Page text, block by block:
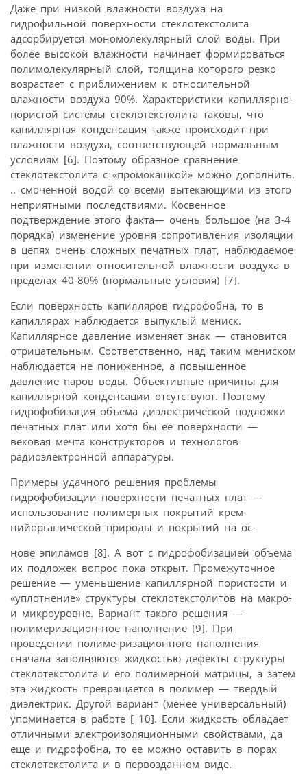
Даже при низкой влажности воздуха на
гидрофильной поверхности стеклотекстолита
адсорбируется мономолекулярный слой воды. При
более высокой влажности начинает формироваться
полимолекулярный слой, толщина которого резко
возрастает с приближением к относительной
влажности воздуха 90%. Характеристики капиллярно-
пористой системы стеклотекстолита таковы, что
капиллярная конденсация также происходит при
влажности воздуха, соответствующей нормальным
условиям [6]. Поэтому образное сравнение
стеклотекстолита с «промокашкой» можно дополнить.
.. смоченной водой со всеми вытекающими из этого
неприятными последствиями. Косвенное
подтверждение этого факта— очень большое (на 3-4
порядка) изменение уровня сопротивления изоляции
в цепях очень сложных печатных плат, наблюдаемое
при изменении относительной влажности воздуха в
пределах 40-80% (нормальные условия) [7].
Если поверхность капилляров гидрофобна, то в
капиллярах наблюдается выпуклый мениск.
Капиллярное давление изменяет знак — становится
отрицательным. Соответственно, над таким мениском
наблюдается не пониженное, а повышенное
давление паров воды. Объективные причины для
капиллярной конденсации отсутствуют. Поэтому
гидрофобизация объема диэлектрической подложки
печатных плат или хотя бы ее поверхности —
вековая мечта конструкторов и технологов
радиоэлектронной аппаратуры.
Примеры удачного решения проблемы
гидрофобизации поверхности печатных плат —
использование полимерных покрытий крем-
нийорганической природы и покрытий на ос-
нове эпиламов [8]. А вот с гидрофобизацией объема
их подложек вопрос пока открыт. Промежуточное
решение — уменьшение капиллярной пористости и
«уплотнение» структуры стеклотекстолитов на макро-
и микроуровне. Вариант такого решения —
полимеризацион-ное наполнение [9]. При
проведении полиме-ризационного наполнения
сначала заполняются жидкостью дефекты структуры
стеклотекстолита и его полимерной матрицы, а затем
эта жидкость превращается в полимер — твердый
диэлектрик. Другой вариант (менее универсальный)
упоминается в работе [ 10]. Если жидкость обладает
отличными электроизоляционными свойствами, да
еще и гидрофобна, то ее можно оставить в порах
стеклотекстолита и в первозданном виде.